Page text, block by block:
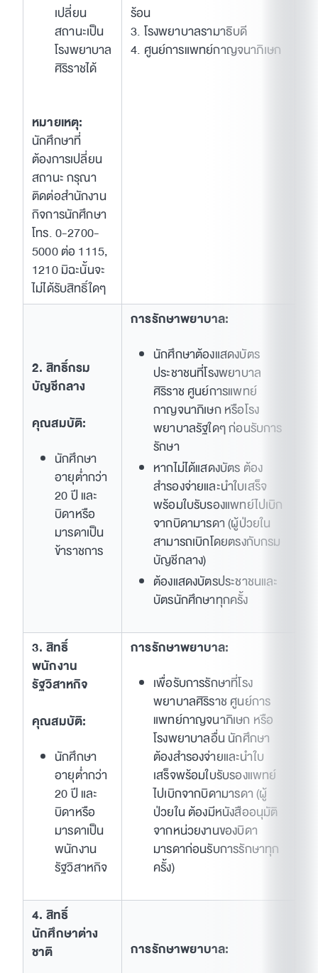
เปลี่ยน
สถานะเป็น
โรงพยาบาล
ศิริราชได้
หมายเหตุ:
นักศึกษาที่
ต้องการเปลี่ยน
สถานะ กรุณา
ติดต่อสำนักงาน
กิจการนักศึกษา
โทร. 0-2700-
5000 ต่อ 1115,
1210 มิฉะนั้นจะ
ไม่ได้รับสิทธิ์ใดๆ
ร้อน
3. โรงพยาบาลรามาธิบดี
4. ศูนย์การแพทย์กาญจนาภิเษก
2. สิทธิ์กรม
บัญชีกลาง
คุณสมบัติ:
นักศึกษา
อายุต่ำกว่า
20 ปี และ
บิดาหรือ
มารดาเป็น
ข้าราชการ
การรักษาพยาบาล:
นักศึกษาต้องแสดงบัตร
ประชาชนที่โรงพยาบาล
ศิริราช ศูนย์การแพทย์
กาญจนาภิเษก หรือโรง
พยาบาลรัฐใดๆ ก่อนรับการ
รักษา
หากไม่ได้แสดงบัตร ต้อง
สำรองจ่ายและนำใบเสร็จ
พร้อมใบรับรองแพทย์ไปเบิก
จากบิดามารดา (ผู้ป่วยใน
สามารถเบิกโดยตรงกับกรม
บัญชีกลาง)
ต้องแสดงบัตรประชาชนและ
บัตรนักศึกษาทุกครั้ง
3. สิทธิ์
พนักงาน
รัฐวิสาหกิจ
คุณสมบัติ:
นักศึกษา
อายุต่ำกว่า
20 ปี และ
บิดาหรือ
มารดาเป็น
พนักงาน
รัฐวิสาหกิจ
การรักษาพยาบาล:
เพื่อรับการรักษาที่โรง
พยาบาลศิริราช ศูนย์การ
แพทย์กาญจนาภิเษก หรือ
โรงพยาบาลอื่น นักศึกษา
ต้องสำรองจ่ายและนำใบ
เสร็จพร้อมใบรับรองแพทย์
ไปเบิกจากบิดามารดา (ผู้
ป่วยใน ต้องมีหนังสืออนุมัติ
จากหน่วยงานของบิดา
มารดาก่อนรับการรักษาทุก
ครั้ง)
4. สิทธิ์
นักศึกษาต่าง
ชาติ
การรักษาพยาบาล: